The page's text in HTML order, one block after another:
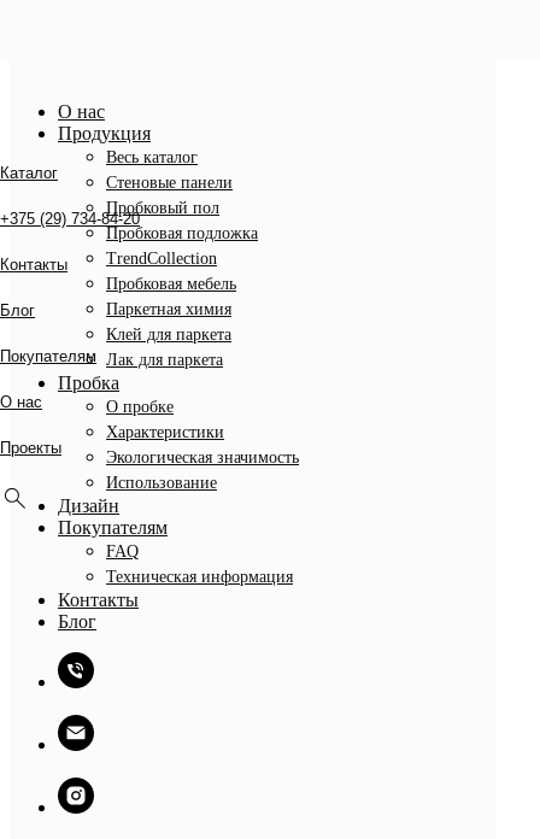
О нас
Продукция
Весь каталог
Стеновые панели
Пробковый пол
Пробковая подложка
TrendCollection
Пробковая мебель
Паркетная химия
Клей для паркета
Лак для паркета
Пробка
О пробке
Характеристики
Экологическая значимость
Использование
Дизайн
Покупателям
FAQ
Техническая информация
Контакты
Блог